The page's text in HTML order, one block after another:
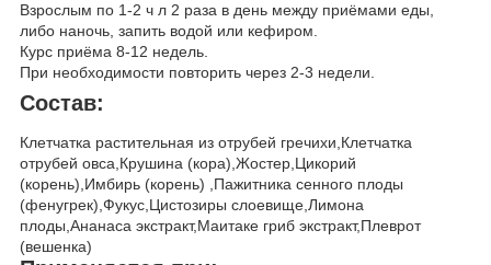
Взрослым по 1-2 ч л 2 раза в день между приёмами еды,
либо наночь, запить водой или кефиром.
Курс приёма 8-12 недель.
При необходимости повторить через 2-3 недели.
Состав:
Клетчатка растительная из отрубей гречихи,Клетчатка
отрубей овса,Крушина (кора),Жостер,Цикорий
(корень),Имбирь (корень) ,Пажитника сенного плоды
(фенугрек),Фукус,Цистозиры слоевище,Лимона
плоды,Ананаса экстракт,Маитаке гриб экстракт,Плеврот
(вешенка)